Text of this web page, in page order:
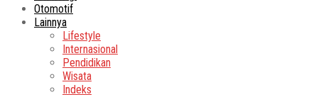
Otomotif
Lainnya
Lifestyle
Internasional
Pendidikan
Wisata
Indeks